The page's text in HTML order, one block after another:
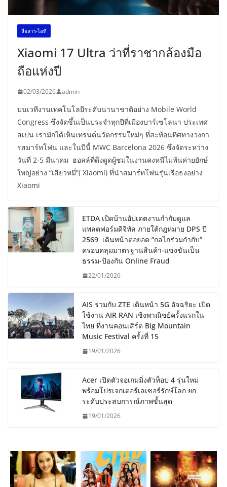
สื่อสาร-ไอที
Xiaomi 17 Ultra ว่าที่ราชากล้องมือ
ถือแห่งปี
02/03/2026 admin
บนเวทีงานเทคโนโลยีระดับนานาชาติอย่าง Mobile World
Congress ซึ่งจัดขึ้นเป็นประจำทุกปีที่เมืองบาร์เซโลนา ประเทศ
สเปน เรามักได้เห็นเทรนด์นวัตกรรมใหม่ๆ ที่สะท้อนทิศทางวงกา
รสมาร์ทโฟน และในปีนี้ MWC Barcelona 2026 ซึ่งจัดระหว่าง
วันที่ 2-5 มีนาคม ฮอลล์ที่ดึงดูดผู้ชมในงานคงหนีไม่พ้นค่ายยักษ์
ใหญ่อย่าง “เสียวหมี่”( Xiaomi) ที่นำสมาร์ทโฟนรุ่นเรือธงอย่าง
Xiaomi
ETDA เปิดบ้านอัปเดตงานกำกับดูแล
แพลตฟอร์มดิจิทัล ภายใต้กฎหมาย DPS ปี
2569 เดินหน้าต่อยอด “กลไกร่วมกำกับ”
ครอบคลุมมาตรฐานสินค้า-แข่งขันเป็น
ธรรม-ป้องกัน Online Fraud
22/01/2026
AIS ร่วมกับ ZTE เดินหน้า 5G อัจฉริยะ เปิด
ใช้งาน AIR RAN เชิงพาณิชย์ครั้งแรกใน
ไทย ที่งานคอนเสิร์ต Big Mountain
Music Festival ครั้งที่ 15
19/01/2026
Acer เปิดตัวจอเกมมิ่งตัวท็อป 4 รุ่นใหม่
พร้อมโปรเจกเตอร์เลเซอร์รักษ์โลก ยก
ระดับประสบการณ์ภาพขั้นสุด
19/01/2026